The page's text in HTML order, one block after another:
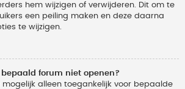
hem wijzigen of verwijderen. Dit om te
een peiling maken en deze daarna
te wijzigen.
forum niet openen?
mogelijk alleen toegankelijk voor bepaalde